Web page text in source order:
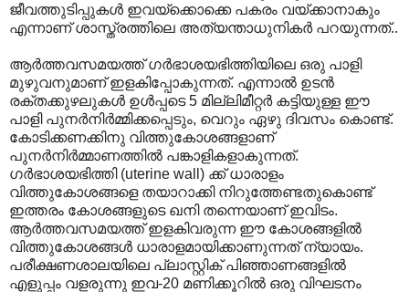
ജീവത്തുടിപ്പുകൾ ഇവയ്ക്കൊക്കെ പകരം വയ്ക്കാനാകും
എന്നാണ് ശാസ്ത്രത്തിലെ അത്യന്താധുനികർ പറയുന്നത്..
ആർത്തവസമയത്ത് ഗർഭാശയഭിത്തിയിലെ ഒരു പാളി
മുഴുവനുമാണ് ഇളകിപ്പോകുന്നത്. എന്നാൽ ഉടൻ
രക്തക്കുഴലുകൾ ഉൾപ്പടെ 5 മില്ലിമീറ്റർ കട്ടിയുള്ള ഈ
പാളി പുനർനിർമ്മിക്കപ്പെടും, വെറും ഏഴു ദിവസം കൊണ്ട്.
കോടിക്കണക്കിനു വിത്തുകോശങ്ങളാണ്
പുനർനിർമ്മാണത്തിൽ പങ്കാളികളാകുന്നത്.
ഗർഭാശയഭിത്തി (uterine wall) ക്ക് ധാരാളം
വിത്തുകോശങ്ങളെ തയാറാക്കി നിറുത്തേണ്ടതുകൊണ്ട്
ഇത്തരം കോശങ്ങളുടെ ഖനി തന്നെയാണ് ഇവിടം.
ആർത്തവസമയത്ത് ഇളകിവരുന്ന ഈ കോശങ്ങളിൽ
വിത്തുകോശങ്ങൾ ധാരാളമായിക്കാണുന്നത് ന്യായം.
പരീക്ഷണശാലയിലെ പ്ലാസ്റ്റിക് പിഞ്ഞാണങ്ങളിൽ
എളുപ്പം വളരുന്നു ഇവ-20 മണിക്കൂറിൽ ഒരു വിഘടനം